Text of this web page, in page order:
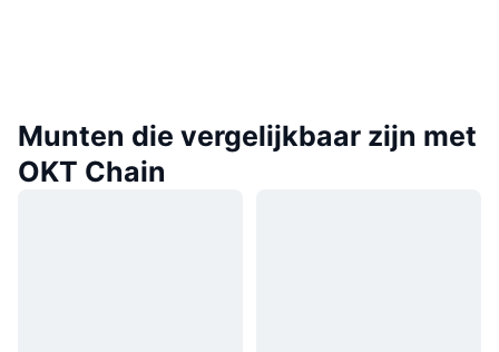
Munten die vergelijkbaar zijn met
OKT Chain